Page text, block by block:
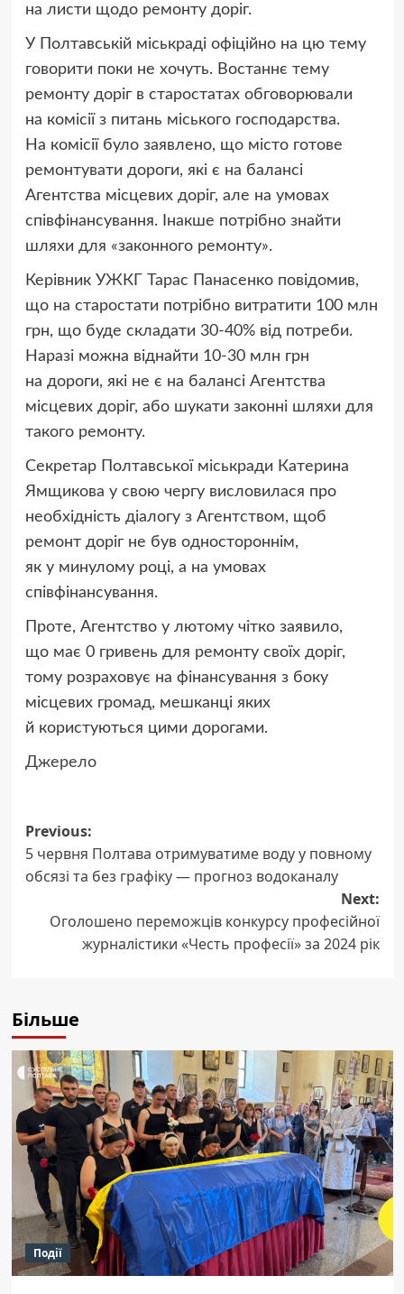
на листи щодо ремонту доріг.
У Полтавській міськраді офіційно на цю тему
говорити поки не хочуть. Востаннє тему
ремонту доріг в старостатах обговорювали
на комісії з питань міського господарства.
На комісії було заявлено, що місто готове
ремонтувати дороги, які є на балансі
Агентства місцевих доріг, але на умовах
співфінансування. Інакше потрібно знайти
шляхи для «законного ремонту».
Керівник УЖКГ Тарас Панасенко повідомив,
що на старостати потрібно витратити 100 млн
грн, що буде складати 30-40% від потреби.
Наразі можна віднайти 10-30 млн грн
на дороги, які не є на балансі Агентства
місцевих доріг, або шукати законні шляхи для
такого ремонту.
Секретар Полтавської міськради Катерина
Ямщикова у свою чергу висловилася про
необхідність діалогу з Агентством, щоб
ремонт доріг не був одностороннім,
як у минулому році, а на умовах
співфінансування.
Проте, Агентство у лютому чітко заявило,
що має 0 гривень для ремонту своїх доріг,
тому розраховує на фінансування з боку
місцевих громад, мешканці яких
й користуються цими дорогами.
Джерело
Post
navigation
Previous:
5 червня Полтава отримуватиме воду у повному
обсязі та без графіку — прогноз водоканалу
Next:
Оголошено переможців конкурсу професійної
журналістики «Честь професії» за 2024 рік
Більше
Події